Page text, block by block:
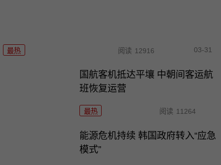
最热 阅读 12916 03-31
国航客机抵达平壤 中朝间客运航
班恢复运营
最热 阅读 11264
能源危机持续 韩国政府转入“应急
模式”